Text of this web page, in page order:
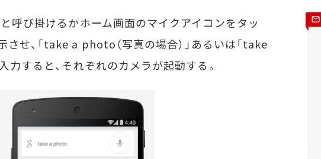
呼び掛けるかホーム画面のマイクアイコンをタッ
せ、「take a photo（写真の場合）」あるいは「take
力すると、それぞれのカメラが起動する。